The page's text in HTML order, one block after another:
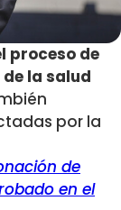
proceso de
la salud
por la
de
en el